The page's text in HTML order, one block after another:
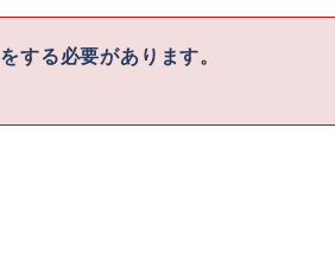
をする必要があります。